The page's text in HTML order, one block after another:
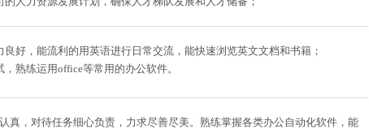
好，能流利的用英语进行日常交流，能快速浏览英文文档和书籍；
熟练运用office等常用的办公软件。
真，对待任务细心负责，力求尽善尽美。熟练掌握各类办公自动化软件，能